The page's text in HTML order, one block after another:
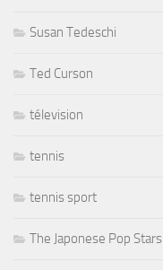
Susan Tedeschi
Ted Curson
télevision
tennis
tennis sport
The Japonese Pop Stars